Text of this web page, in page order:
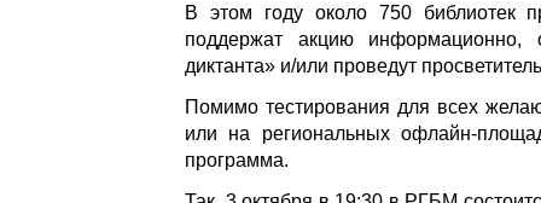
В этом году около 750 библиотек
поддержат акцию информационно,
диктанта» и/или проведут
Помимо тестирования для всех
или на региональных офлайн-
программа.